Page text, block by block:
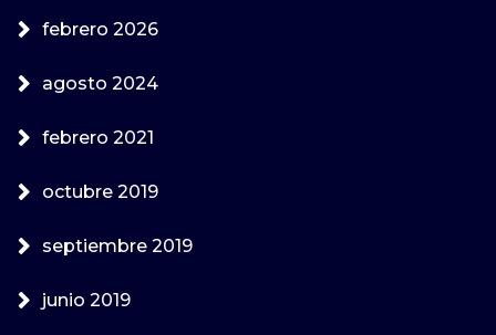
febrero 2026
agosto 2024
febrero 2021
octubre 2019
septiembre 2019
junio 2019